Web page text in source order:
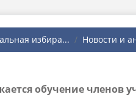
избира... Новости и
обучение членов